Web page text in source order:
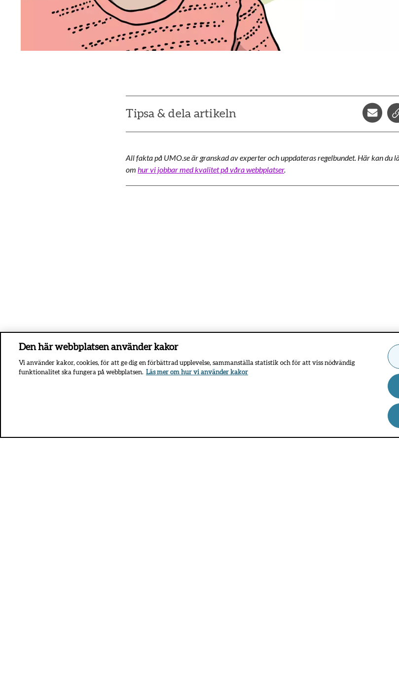
Tipsa & dela artikeln
All fakta på UMO.se är granskad av experter och uppdateras regelbundet. Här kan du
om hur vi jobbar med kvalitet på våra webbplatser.
Den här webbplatsen använder kakor
Vi använder kakor, cookies, för att ge dig en förbättrad upplevelse, sammanställa statistik och för att viss nödvändig
funktionalitet ska fungera på webbplatsen. Läs mer om hur vi använder kakor